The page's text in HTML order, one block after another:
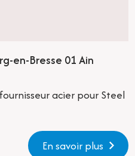
en-Bresse 01 Ain
acier pour Steel
En savoir plus